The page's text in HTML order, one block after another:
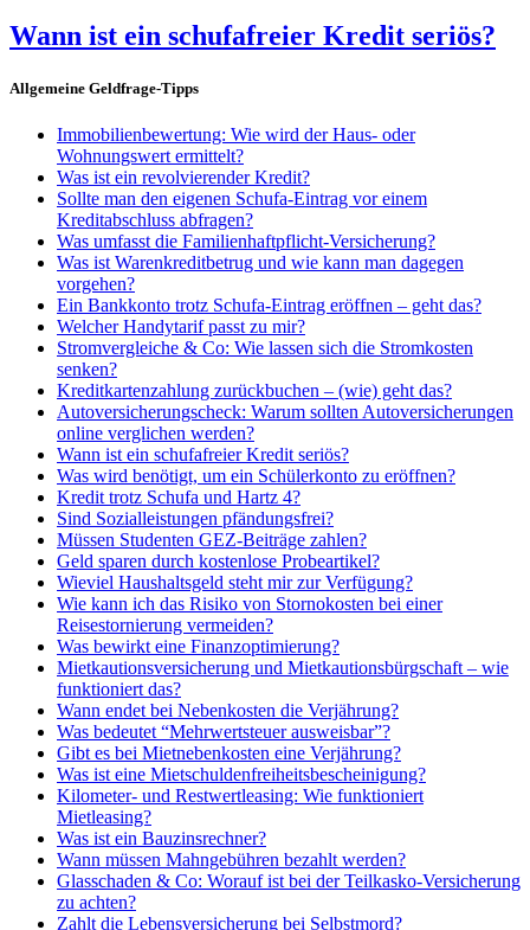
Wann ist ein schufafreier Kredit seriös?
Allgemeine Geldfrage-Tipps
Immobilienbewertung: Wie wird der Haus- oder
Wohnungswert ermittelt?
Was ist ein revolvierender Kredit?
Sollte man den eigenen Schufa-Eintrag vor einem
Kreditabschluss abfragen?
Was umfasst die Familienhaftpflicht-Versicherung?
Was ist Warenkreditbetrug und wie kann man dagegen
vorgehen?
Ein Bankkonto trotz Schufa-Eintrag eröffnen – geht das?
Welcher Handytarif passt zu mir?
Stromvergleiche & Co: Wie lassen sich die Stromkosten
senken?
Kreditkartenzahlung zurückbuchen – (wie) geht das?
Autoversicherungscheck: Warum sollten Autoversicherungen
online verglichen werden?
Wann ist ein schufafreier Kredit seriös?
Was wird benötigt, um ein Schülerkonto zu eröffnen?
Kredit trotz Schufa und Hartz 4?
Sind Sozialleistungen pfändungsfrei?
Müssen Studenten GEZ-Beiträge zahlen?
Geld sparen durch kostenlose Probeartikel?
Wieviel Haushaltsgeld steht mir zur Verfügung?
Wie kann ich das Risiko von Stornokosten bei einer
Reisestornierung vermeiden?
Was bewirkt eine Finanzoptimierung?
Mietkautionsversicherung und Mietkautionsbürgschaft – wie
funktioniert das?
Wann endet bei Nebenkosten die Verjährung?
Was bedeutet “Mehrwertsteuer ausweisbar”?
Gibt es bei Mietnebenkosten eine Verjährung?
Was ist eine Mietschuldenfreiheitsbescheinigung?
Kilometer- und Restwertleasing: Wie funktioniert
Mietleasing?
Was ist ein Bauzinsrechner?
Wann müssen Mahngebühren bezahlt werden?
Glasschaden & Co: Worauf ist bei der Teilkasko-Versicherung
zu achten?
Zahlt die Lebensversicherung bei Selbstmord?